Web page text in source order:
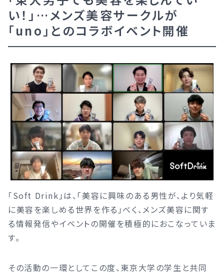
い！」…メンズ美容サークルが
「uno」とのコラボイベント開催
「Soft Drink」は、「美容に興味のある男性が、より気軽
に美容を楽しめる世界を作る」べく、メンズ美容に関す
る情報発信やイベントの開催を積極的におこなっていま
す。
その活動の一環としてこの度、東京大学の学生と共同